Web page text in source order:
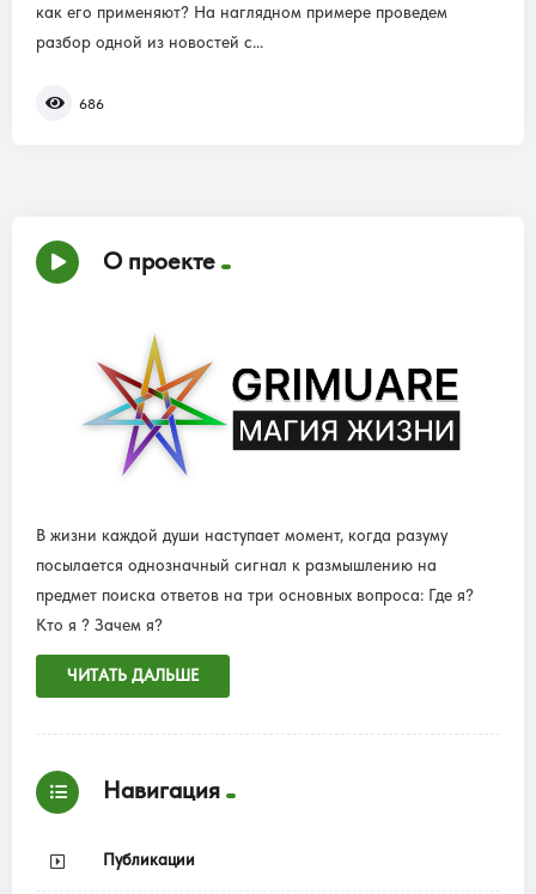
как его применяют? На наглядном примере проведем
разбор одной из новостей с...
686
О проекте
В жизни каждой души наступает момент, когда разуму
посылается однозначный сигнал к размышлению на
предмет поиска ответов на три основных вопроса: Где я?
Кто я ? Зачем я?
ЧИТАТЬ ДАЛЬШЕ
Навигация
Публикации